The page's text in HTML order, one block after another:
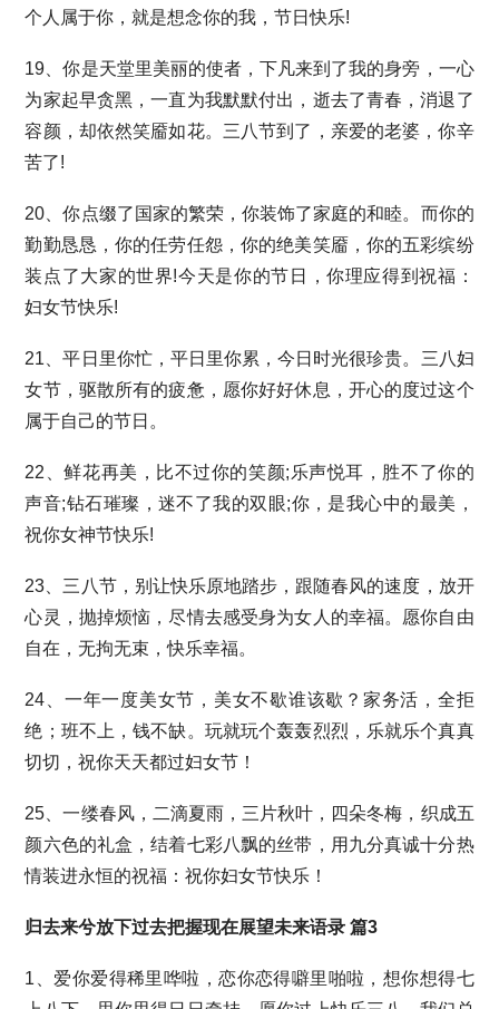
个人属于你，就是想念你的我，节日快乐!
19、你是天堂里美丽的使者，下凡来到了我的身旁，一心
为家起早贪黑，一直为我默默付出，逝去了青春，消退了
容颜，却依然笑靥如花。三八节到了，亲爱的老婆，你辛
苦了!
20、你点缀了国家的繁荣，你装饰了家庭的和睦。而你的
勤勤恳恳，你的任劳任怨，你的绝美笑靥，你的五彩缤纷
装点了大家的世界!今天是你的节日，你理应得到祝福：
妇女节快乐!
21、平日里你忙，平日里你累，今日时光很珍贵。三八妇
女节，驱散所有的疲惫，愿你好好休息，开心的度过这个
属于自己的节日。
22、鲜花再美，比不过你的笑颜;乐声悦耳，胜不了你的
声音;钻石璀璨，迷不了我的双眼;你，是我心中的最美，
祝你女神节快乐!
23、三八节，别让快乐原地踏步，跟随春风的速度，放开
心灵，抛掉烦恼，尽情去感受身为女人的幸福。愿你自由
自在，无拘无束，快乐幸福。
24、一年一度美女节，美女不歇谁该歇？家务活，全拒
绝；班不上，钱不缺。玩就玩个轰轰烈烈，乐就乐个真真
切切，祝你天天都过妇女节！
25、一缕春风，二滴夏雨，三片秋叶，四朵冬梅，织成五
颜六色的礼盒，结着七彩八飘的丝带，用九分真诚十分热
情装进永恒的祝福：祝你妇女节快乐！
归去来兮放下过去把握现在展望未来语录 篇3
1、爱你爱得稀里哗啦，恋你恋得噼里啪啦，想你想得七